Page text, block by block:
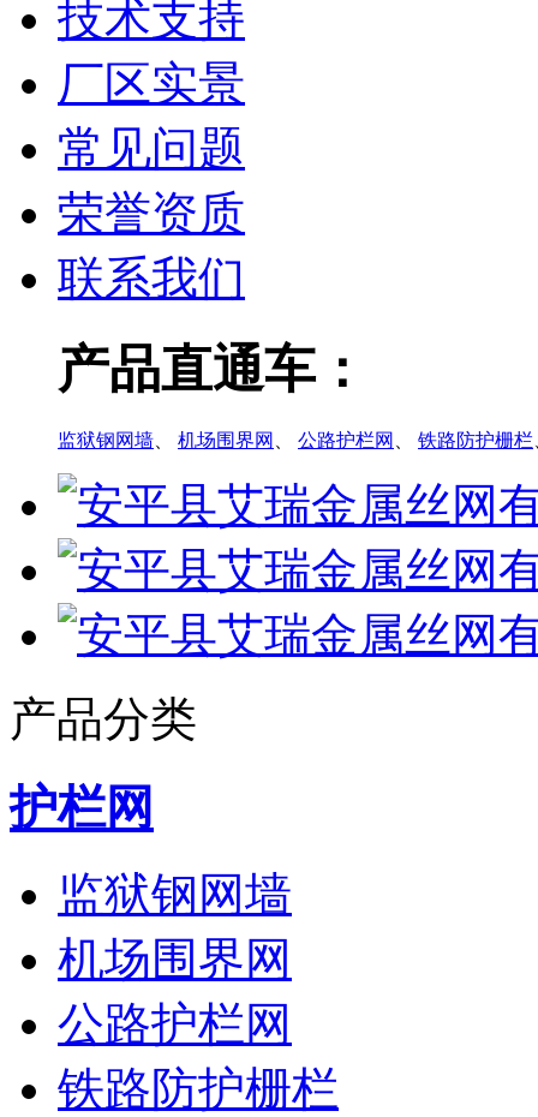
技术支持
厂区实景
常见问题
荣誉资质
联系我们
产品直通车：
监狱钢网墙 机场围界网 公路护栏网 铁路防护栅栏
产品分类
护栏网
监狱钢网墙
机场围界网
公路护栏网
铁路防护栅栏